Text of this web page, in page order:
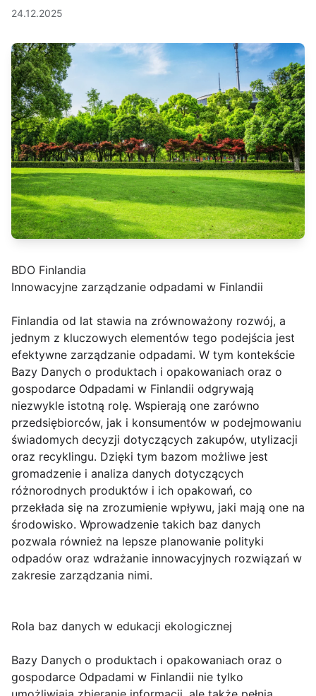
24.12.2025
BDO Finlandia
Innowacyjne zarządzanie odpadami w Finlandii
Finlandia od lat stawia na zrównoważony rozwój, a
jednym z kluczowych elementów tego podejścia jest
efektywne zarządzanie odpadami. W tym kontekście
Bazy Danych o produktach i opakowaniach oraz o
gospodarce Odpadami w Finlandii odgrywają
niezwykle istotną rolę. Wspierają one zarówno
przedsiębiorców, jak i konsumentów w podejmowaniu
świadomych decyzji dotyczących zakupów, utylizacji
oraz recyklingu. Dzięki tym bazom możliwe jest
gromadzenie i analiza danych dotyczących
różnorodnych produktów i ich opakowań, co
przekłada się na zrozumienie wpływu, jaki mają one na
środowisko. Wprowadzenie takich baz danych
pozwala również na lepsze planowanie polityki
odpadów oraz wdrażanie innowacyjnych rozwiązań w
zakresie zarządzania nimi.
Rola baz danych w edukacji ekologicznej
Bazy Danych o produktach i opakowaniach oraz o
gospodarce Odpadami w Finlandii nie tylko